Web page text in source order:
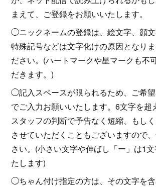
まえて、ご登録をお願いいたします。
◯ニックネームの登録は、絵文字、顔文
特殊記号などは文字化けの原因となり
ださい。(ハートマークや星マークも不
だきます。)
◯記入スペースが限られるため、ご希
でご入力お願いいたします。6文字を超
スタッフの判断で予告なく短縮、もし
させていただくこともございますので
さい。(小さい文字や伸ばし「ー」は1
たします)
◯ちゃん付け指定の方は、その文字を